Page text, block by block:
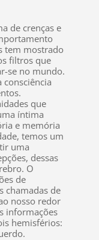
de crenças e
tem mostrado
filtros que
se no mundo.
que
íntima
e memória
temos um
uma
dessas
O
de
chamadas de
nosso redor
informações
hemisférios: